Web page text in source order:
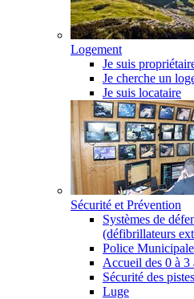
Logement
Je suis
Je cherche un
Je suis locataire
Sécurité et Prévention
Systèmes de
(défibrillateurs
Police Municipale
Accueil des 0 à 3
Sécurité des pistes
Luge